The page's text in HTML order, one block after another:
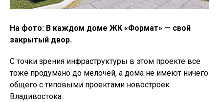
На фото: В каждом доме ЖК «Формат» — свой
закрытый двор.
С точки зрения инфраструктуры в этом проекте все
тоже продумано до мелочей, а дома не имеют ничего
общего с типовыми проектами новостроек
Владивостока.